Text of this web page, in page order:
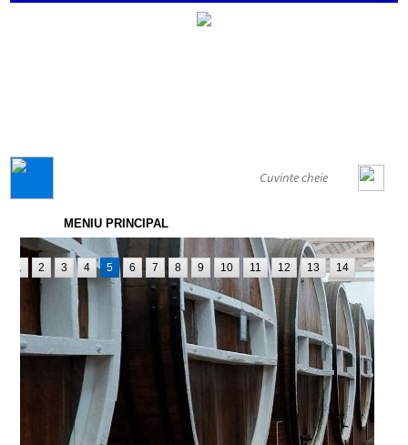
MENIU PRINCIPAL
1 2 3 4 5 6 7 8 9 10 11 12 13 14